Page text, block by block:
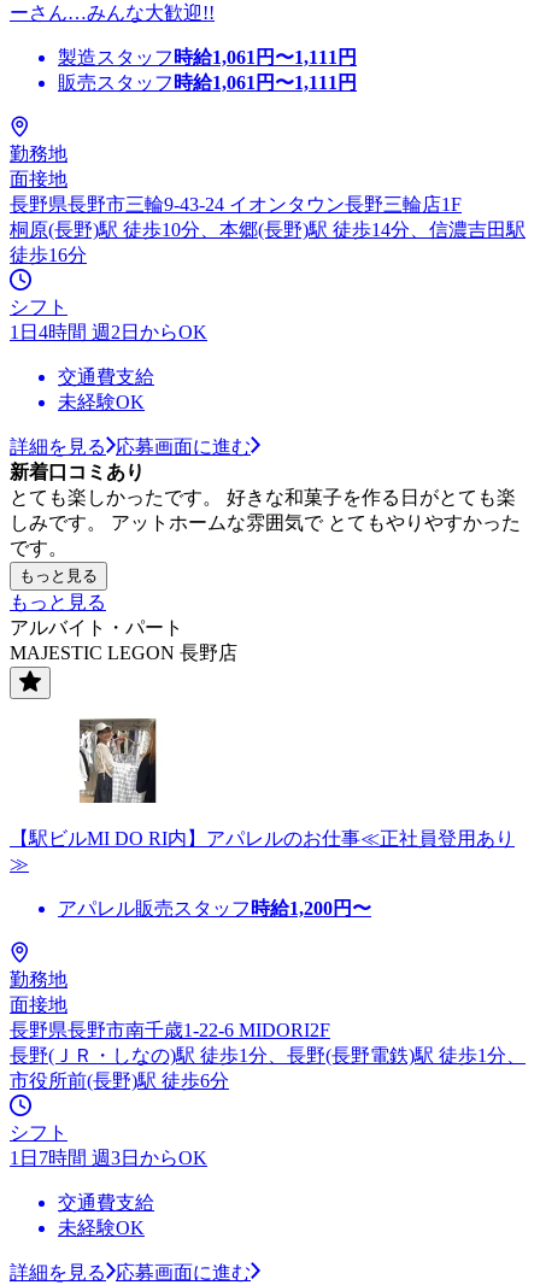
ーさん…みんな大歓迎!!
製造スタッフ 時給1,061 円〜1,111 円
販売スタッフ 時給1,061 円〜1,111 円
勤務地
面接地
長野県長野市三輪9-43-24 イオンタウン長野三輪店1F
桐原(長野)駅 徒歩10分、本郷(長野)駅 徒歩14分、信濃吉田駅
徒歩16分
シフト
1日4時間 週2日からOK
交通費支給
未経験OK
詳細を見る
応募画面に進む
新着口コミあり
とても楽しかったです。 好きな和菓子を作る日がとても楽
しみです。 アットホームな雰囲気で とてもやりやすかった
です。
もっと見る
もっと見る
アルバイト・パート
MAJESTIC LEGON 長野店
【駅ビルMI DO RI内】アパレルのお仕事≪正社員登用あり
≫
アパレル販売スタッフ 時給1,200円〜
勤務地
面接地
長野県長野市南千歳1-22-6 MIDORI2F
長野(ＪＲ・しなの)駅 徒歩1分、長野(長野電鉄)駅 徒歩1分、
市役所前(長野)駅 徒歩6分
シフト
1日7時間 週3日からOK
交通費支給
未経験OK
詳細を見る
応募画面に進む